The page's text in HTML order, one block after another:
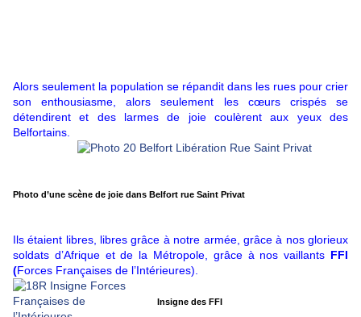
Alors seulement la population se répandit dans les rues pour crier
son enthousiasme, alors seulement les cœurs crispés se
détendirent et des larmes de joie coulèrent aux yeux des
Belfortains.
Photo d’une scène de joie dans Belfort rue Saint Privat
Ils étaient libres, libres grâce à notre armée, grâce à nos glorieux
soldats d’Afrique et de la Métropole, grâce à nos vaillants FFI
(Forces Françaises de l’Intérieures).
Insigne des FFI